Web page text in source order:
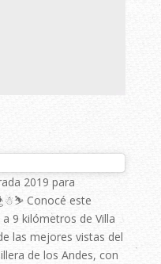
2019 para
Conocé este
9 kilómetros de Villa
las mejores vistas del
de los Andes, con